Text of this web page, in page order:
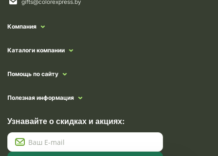
gifts@colorexpress.by
Компания
Каталоги компании
Помощь по сайту
Полезная информация
Узнавайте о скидках и акциях: